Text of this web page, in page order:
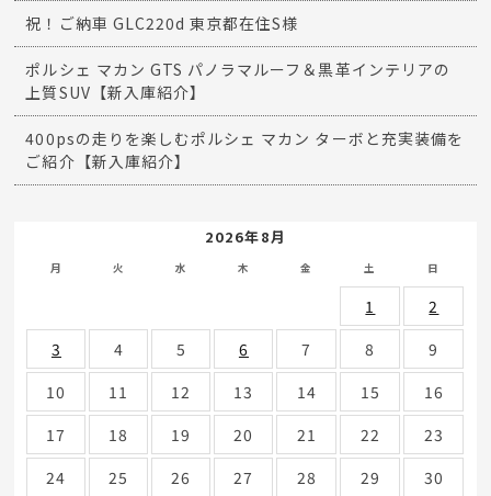
祝！ご納車 GLC220d 東京都在住S様
ポルシェ マカン GTS パノラマルーフ＆黒革インテリアの
上質SUV【新入庫紹介】
400psの走りを楽しむポルシェ マカン ターボと充実装備を
ご紹介【新入庫紹介】
2026年8月
月 火 水 木 金 土 日
1
2
3
4 5 6 7 8
9
10
11 12 13 14 15
16
17
18 19 20 21 22
23
24
25 26 27 28 29 30